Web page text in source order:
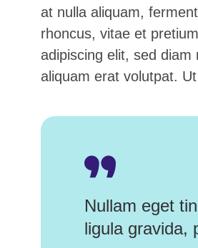
at nulla aliquam,
rhoncus, vitae et
adipiscing elit, sed
aliquam erat volutpat.
Nullam eget
ligula gravida,